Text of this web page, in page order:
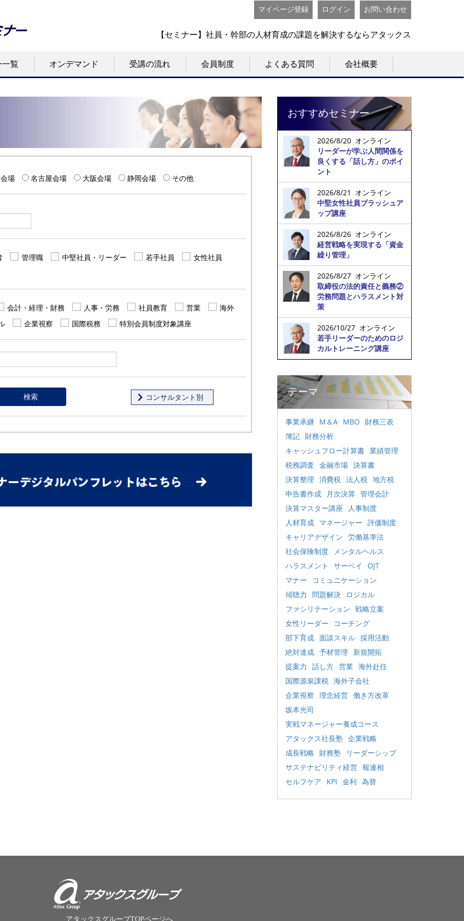
マイページ登録 ログイン お問い合わせ
【セミナー】社員・幹部の人材育成の課題を解決するならアタックス
一覧 オンデマンド 受講の流れ 会員制度 よくある質問 会社概要
場 名古屋会場 大阪会場 静岡会場 その他
管理職 中堅社員・リーダー 若手社員
女性社員
会計・経理・財務 人事・労務 社員教育 営業
海外
企業視察 国際税務 特別会員制度対象講座
検索 コンサルタント別
おすすめセミナー
2026/8/20 オンライン
リーダーが学ぶ人間関係を
良くする「話し方」のポイ
ント
2026/8/21 オンライン
中堅女性社員ブラッシュア
ップ講座
2026/8/26 オンライン
経営戦略を実現する「資金
繰り管理」
2026/8/27 オンライン
取締役の法的責任と義務②
労務問題とハラスメント対
策
2026/10/27 オンライン
若手リーダーのためのロジ
カルトレーニング講座
テーマ
事業承継 M＆A MBO
財務三表
簿記
財務分析
キャッシュフロー計算書 業績管理
税務調査 金融市場 決算書
決算整理 消費税 法人税 地方税
申告書作成
月次決算 管理会計
決算マスター講座
人事制度
人材育成
マネージャー 評価制度
キャリアデザイン 労働基準法
社会保険制度
メンタルヘルス
ハラスメント
サーベイ
OJT
マナー
コミュニケーション
傾聴力
問題解決
ロジカル
ファシリテーション 戦略立案
女性リーダー
コーチング
部下育成 面談スキル 採用活動
絶対達成 予材管理
新規開拓
提案力
話し方 営業 海外赴任
国際源泉課税 海外子会社
企業視察 理念経営 働き方改革
坂本光司
実戦マネージャー養成コース
アタックス社長塾 企業戦略
成長戦略
財務塾
リーダーシップ
サステナビリティ経営 報連相
セルフケア
KPI 金利 為替
アタックスグループTOPページへ